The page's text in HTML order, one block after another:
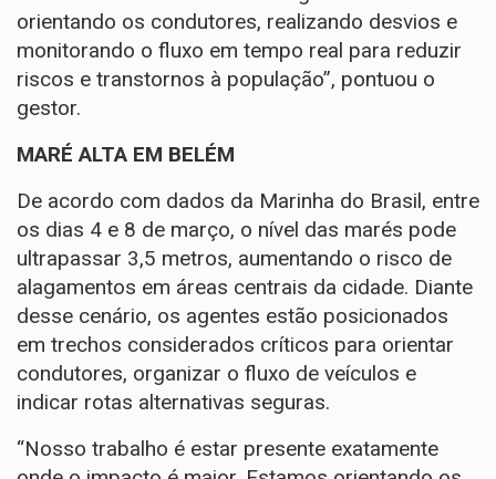
orientando os condutores, realizando desvios e
monitorando o fluxo em tempo real para reduzir
riscos e transtornos à população”, pontuou o
gestor.
MARÉ ALTA EM BELÉM
De acordo com dados da Marinha do Brasil, entre
os dias 4 e 8 de março, o nível das marés pode
ultrapassar 3,5 metros, aumentando o risco de
alagamentos em áreas centrais da cidade. Diante
desse cenário, os agentes estão posicionados
em trechos considerados críticos para orientar
condutores, organizar o fluxo de veículos e
indicar rotas alternativas seguras.
“Nosso trabalho é estar presente exatamente